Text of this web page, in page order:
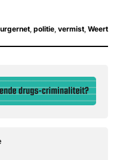
politie vermist Weert